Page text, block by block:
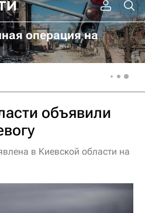
операция на
объявили
в Киевской области на